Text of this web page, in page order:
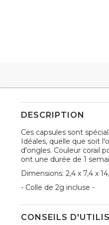
DESCRIPTION
Ces capsules sont
Idéales, quelle que soit
d'ongles. Couleur corail
ont une durée de 1
Dimensions: 2,4 x 7,4 x
- Colle de 2g incluse -
CONSEILS